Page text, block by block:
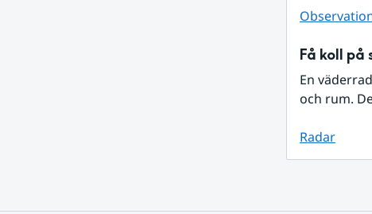
Få koll på
En
och rum.
Radar